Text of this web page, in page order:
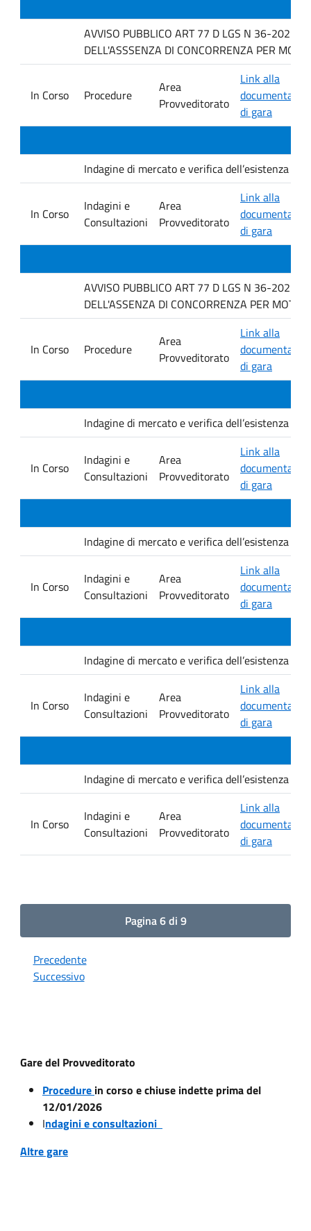
AVVISO PUBBLICO ART 77 D LGS N 36-2023
DELL'ASSSENZA DI CONCORRENZA PER
In Corso Procedure
Area
Provveditorato
Link alla
di gara
Indagine di mercato e verifica dell’esistenza
In Corso
Indagini e
Consultazioni
Area
Provveditorato
Link alla
di gara
AVVISO PUBBLICO ART 77 D LGS N 36-2023
DELL'ASSENZA DI CONCORRENZA PER MOTIVI
In Corso Procedure
Area
Provveditorato
Link alla
di gara
Indagine di mercato e verifica dell’esistenza
In Corso
Indagini e
Consultazioni
Area
Provveditorato
Link alla
di gara
Indagine di mercato e verifica dell’esistenza
In Corso
Indagini e
Consultazioni
Area
Provveditorato
Link alla
di gara
Indagine di mercato e verifica dell’esistenza
In Corso
Indagini e
Consultazioni
Area
Provveditorato
Link alla
di gara
Indagine di mercato e verifica dell’esistenza
In Corso
Indagini e
Consultazioni
Area
Provveditorato
Link alla
di gara
Pagina 6 di 9
Precedente
Successivo
Gare del Provveditorato
Procedure in corso e chiuse indette prima del
12/01/2026
Indagini e consultazioni
Altre gare